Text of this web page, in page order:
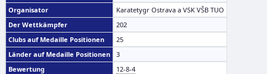
Organisator
Karatetygr Ostrava a VSK VŠB TUO
Der Wettkämpfer
202
Clubs auf Medaille Positionen
25
Länder auf Medaille Positionen
3
Bewertung
12-8-4